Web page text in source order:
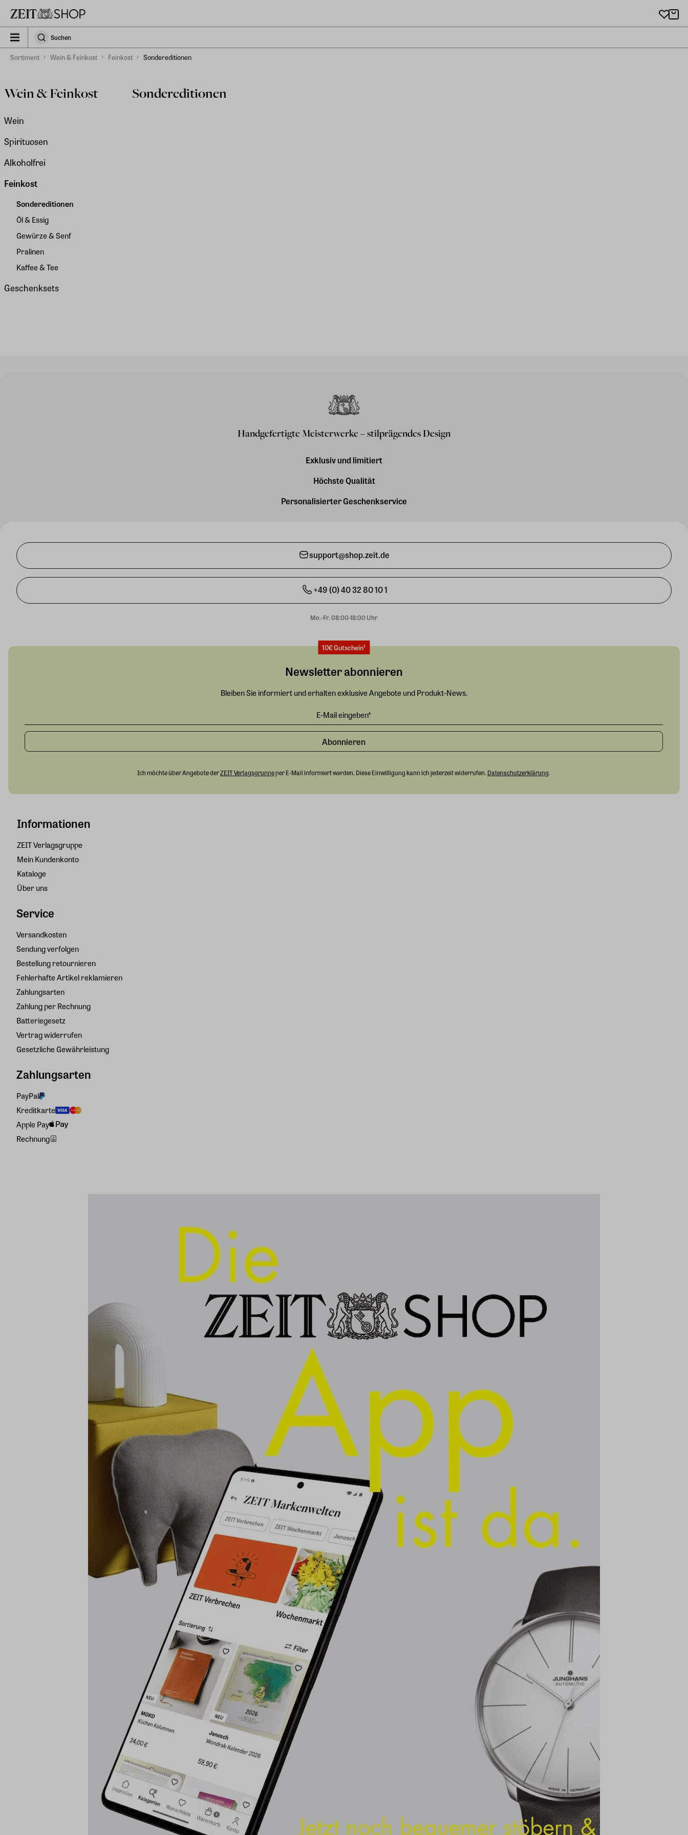
zeit_storefront.components.search.collapsed
SuchenSuchen
Sortiment Wein & Feinkost Feinkost Sondereditionen
Wein & Feinkost
Wein
Spirituosen
Alkoholfrei
Feinkost
Sondereditionen
Öl & Essig
Gewürze & Senf
Pralinen
Kaffee & Tee
Geschenksets
Sondereditionen
Handgefertigte Meisterwerke – stilprägendes Design
Exklusiv und limitiert
Höchste Qualität
Personalisierter Geschenkservice
support@shop.zeit.de
+49 (0) 40 32 80 10 1
Mo.-Fr. 08:00-18:00 Uhr
Informationen
ZEIT Verlagsgruppe
Mein Kundenkonto
Kataloge
Über uns
Service
Versandkosten
Sendung verfolgen
Bestellung retournieren
Fehlerhafte Artikel reklamieren
Zahlungsarten
Zahlung per Rechnung
Batteriegesetz
Vertrag widerrufen
Gesetzliche Gewährleistung
Zahlungsarten
PayPal
Kreditkarte
Apple Pay
Rechnung
10€ Gutschein¹
Newsletter abonnieren
Bleiben Sie informiert und erhalten exklusive Angebote und Produkt-News.
Abonnieren
Ich möchte über Angebote derZEIT Verlagsgruppeper E-Mail informiert werden. Diese Einwilligung kann ich jederzeit widerrufen. Datenschutzerklärung.